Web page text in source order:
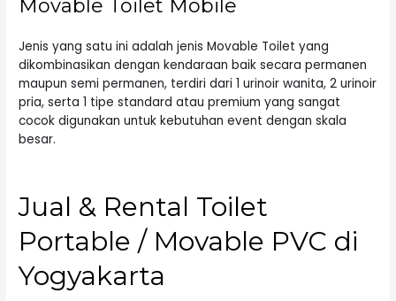
Movable Toilet Mobile
Jenis yang satu ini adalah jenis Movable Toilet yang
dikombinasikan dengan kendaraan baik secara permanen
maupun semi permanen, terdiri dari 1 urinoir wanita, 2 urinoir
pria, serta 1 tipe standard atau premium yang sangat
cocok digunakan untuk kebutuhan event dengan skala
besar.
Jual & Rental Toilet
Portable / Movable PVC di
Yogyakarta